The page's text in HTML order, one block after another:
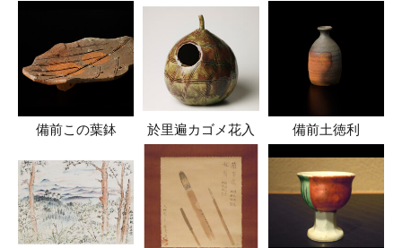
備前この葉鉢 於里遍カゴメ花入 備前土徳利